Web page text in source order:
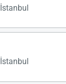
İstanbul
İstanbul